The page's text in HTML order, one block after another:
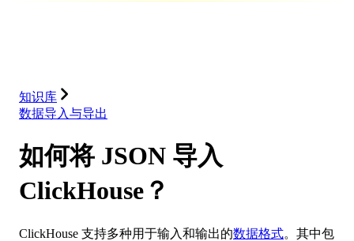
知识库
数据导入与导出
如何将 JSON 导入
ClickHouse？
ClickHouse 支持多种用于输入和输出的数据格式。其中包